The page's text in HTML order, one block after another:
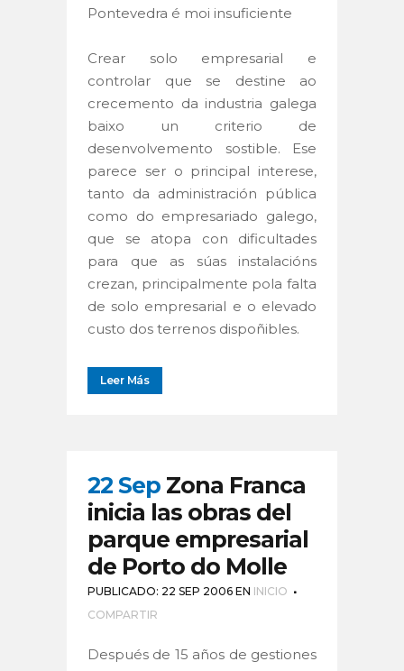
Pontevedra é moi insuficiente
Crear solo empresarial e
controlar que se destine ao
crecemento da industria galega
baixo un criterio de
desenvolvemento sostible. Ese
parece ser o principal interese,
tanto da administración pública
como do empresariado galego,
que se atopa con dificultades
para que as súas instalacións
crezan, principalmente pola falta
de solo empresarial e o elevado
custo dos terrenos dispoñibles.
Leer Más
22 Sep Zona Franca
inicia las obras del
parque empresarial
de Porto do Molle
PUBLICADO: 22 SEP 2006 EN INICIO
COMPARTIR
Después de 15 años de gestiones